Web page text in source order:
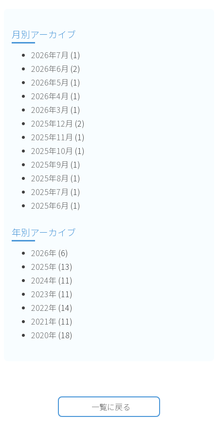
ョ
月別アーカイブ
2026年7月 (1)
2026年6月 (2)
2026年5月 (1)
2026年4月 (1)
2026年3月 (1)
2025年12月 (2)
2025年11月 (1)
2025年10月 (1)
2025年9月 (1)
2025年8月 (1)
2025年7月 (1)
2025年6月 (1)
年別アーカイブ
2026年 (6)
2025年 (13)
2024年 (11)
2023年 (11)
2022年 (14)
2021年 (11)
2020年 (18)
一覧に戻る